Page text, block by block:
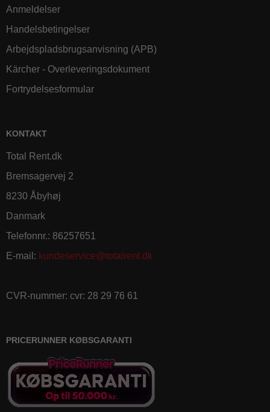
Anmeldelser
Handelsbetingelser
Arbejdspladsbrugsanvisning (APB)
Kärcher - Overleveringsdokument
Fortrydelsesformular
KONTAKT
Total Rent.dk
Bremsagervej 2
8230 Åbyhøj
Danmark
Telefonnr.: 86257651
E-mail : kundeservice@totalrent.dk
CVR-nummer: cvr: 28 29 76 61
PRICERUNNER KØBSGARANTI